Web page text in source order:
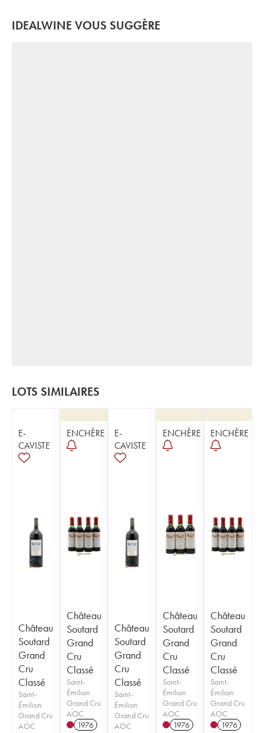
IDEALWINE VOUS SUGGÈRE
LOTS SIMILAIRES
E-
CAVISTE
Château
Soutard
Grand
Cru
Classé
Saint-
Émilion
Grand Cru
AOC
ENCHÈRE
Château
Soutard
Grand
Cru
Classé
Saint-
Émilion
Grand Cru
AOC
1976
E-
CAVISTE
Château
Soutard
Grand
Cru
Classé
Saint-
Émilion
Grand Cru
AOC
ENCHÈRE
Château
Soutard
Grand
Cru
Classé
Saint-
Émilion
Grand Cru
AOC
1976
ENCHÈRE
Château
Soutard
Grand
Cru
Classé
Saint-
Émilion
Grand Cru
AOC
1976